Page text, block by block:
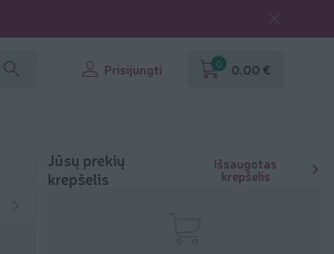
Prisijungti 0 0,00 €
Jūsų prekių
krepšelis
Išsaugotas
krepšelis